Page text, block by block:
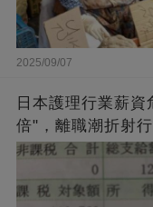
2025/09/07
日本護理行業薪
倍"，離職潮折射